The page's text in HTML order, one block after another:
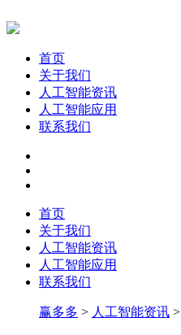
首页
关于我们
人工智能资讯
人工智能应用
联系我们
首页
关于我们
人工智能资讯
人工智能应用
联系我们
赢多多 > 人工智能资讯 >